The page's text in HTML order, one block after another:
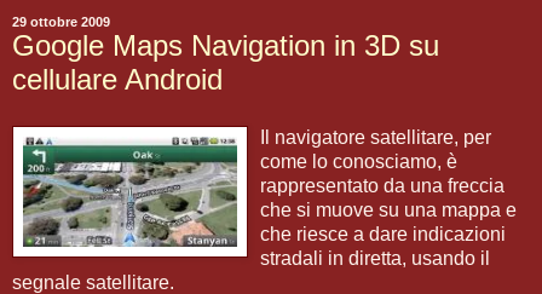
29 ottobre 2009
Google Maps Navigation in 3D su
cellulare Android
Il navigatore satellitare, per
come lo conosciamo, è
rappresentato da una freccia
che si muove su una mappa e
che riesce a dare indicazioni
stradali in diretta, usando il
segnale satellitare.